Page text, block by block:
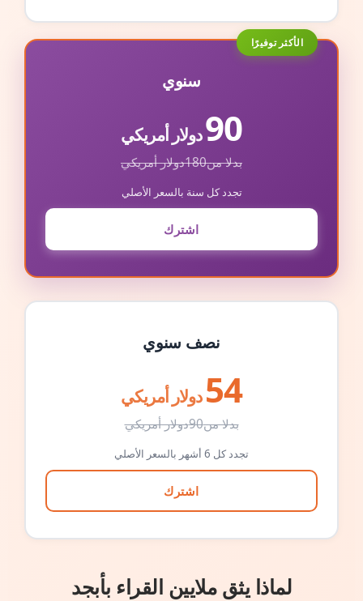
الأكثر توفيرًا
سنوي
90دولار أمريكي
بدلا من180دولار أمريكي
تجدد كل سنة بالسعر الأصلي
اشترك
نصف سنوي
54 دولار أمريكي
بدلا من90دولار أمريكي
تجدد كل 6 أشهر بالسعر الأصلي
اشترك
لماذا يثق ملايين القراء بأبجد